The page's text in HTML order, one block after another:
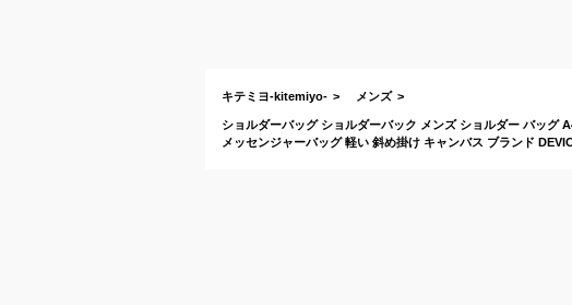
キテミヨ-kitemiyo- メンズ
ショルダーバッグ ショルダーバック メンズ ショルダー バッグ
メッセンジャーバッグ 軽い 斜め掛け キャンバス ブランド